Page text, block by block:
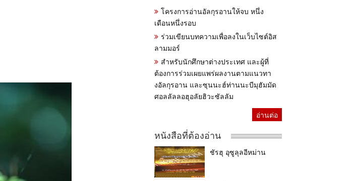
โครงการอ่านอัลกุรอานให้จบ หนึ่ง
เดือนหนึ่งรอบ
ร่วมเขียนบทความเพื่อลงในเว็บไซต์อิส
ลามมอร์
สำหรับนักศึกษาต่างประเทศ และผู้ที่
ต้องการร่วมเผยแพร่ผลงานตามแนวทา
งอัลกุรอาน และซุนนะฮ์ท่านนะบีมุฮัมมัด
ศอลลัลลอฮุอลัยฮิวะซัลลัม
อ่านต่อ
หนังสือที่ต้องอ่าน
ชัรฮุ อุซูลุลอีหม่าน